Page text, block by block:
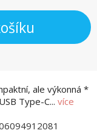
ale výkonná *
Type-C... více